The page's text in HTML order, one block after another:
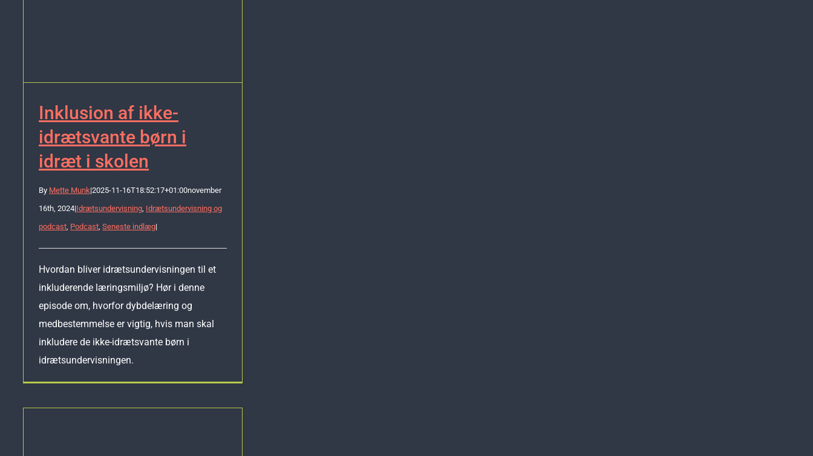
Inklusion af ikke-
idrætsvante børn i
idræt i skolen
By Mette Munk|2025-11-16T18:52:17+01:00november
16th, 2024|Idrætsundervisning Idrætsundervisning og
podcast Podcast Seneste indlæg|
Hvordan bliver idrætsundervisningen til et
inkluderende læringsmiljø? Hør i denne
episode om, hvorfor dybdelæring og
medbestemmelse er vigtig, hvis man skal
inkludere de ikke-idrætsvante børn i
idrætsundervisningen.